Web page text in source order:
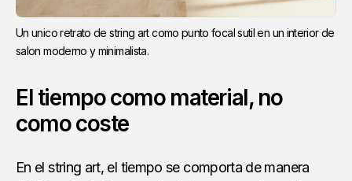
Un unico retrato de string art como punto focal sutil en un interior de
salon moderno y minimalista.
El tiempo como material, no
como coste
En el string art, el tiempo se comporta de manera